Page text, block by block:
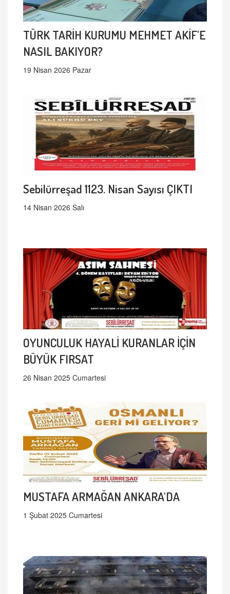
TÜRK TARİH KURUMU MEHMET AKİF'E
NASIL BAKIYOR?
19 Nisan 2026 Pazar
Sebilürreşad 1123. Nisan Sayısı ÇIKTI
14 Nisan 2026 Salı
OYUNCULUK HAYALİ KURANLAR İÇİN
BÜYÜK FIRSAT
26 Nisan 2025 Cumartesi
MUSTAFA ARMAĞAN ANKARA'DA
1 Şubat 2025 Cumartesi